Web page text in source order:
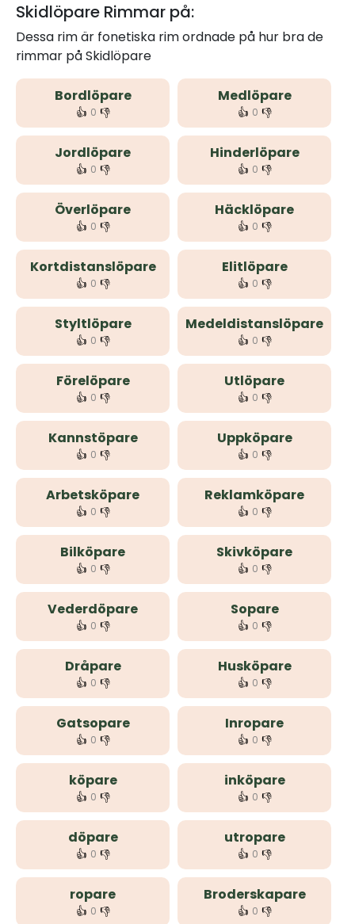
Skidlöpare Rimmar på:
Dessa rim är fonetiska rim ordnade på hur bra de
rimmar på Skidlöpare
Bordlöpare
👍 0 👎
Medlöpare
👍 0 👎
Jordlöpare
👍 0 👎
Hinderlöpare
👍 0 👎
Överlöpare
👍 0 👎
Häcklöpare
👍 0 👎
Kortdistanslöpare
👍 0 👎
Elitlöpare
👍 0 👎
Styltlöpare
👍 0 👎
Medeldistanslöpare
👍 0 👎
Förelöpare
👍 0 👎
Utlöpare
👍 0 👎
Kannstöpare
👍 0 👎
Uppköpare
👍 0 👎
Arbetsköpare
👍 0 👎
Reklamköpare
👍 0 👎
Bilköpare
👍 0 👎
Skivköpare
👍 0 👎
Vederdöpare
👍 0 👎
Sopare
👍 0 👎
Dråpare
👍 0 👎
Husköpare
👍 0 👎
Gatsopare
👍 0 👎
Inropare
👍 0 👎
köpare
👍 0 👎
inköpare
👍 0 👎
döpare
👍 0 👎
utropare
👍 0 👎
ropare
👍 0 👎
Broderskapare
👍 0 👎